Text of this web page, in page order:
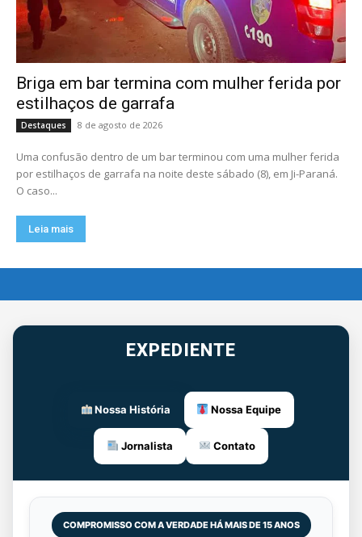
Briga em bar termina com mulher ferida por
estilhaços de garrafa
Destaques 8 de agosto de 2026
Uma confusão dentro de um bar terminou com uma mulher ferida
por estilhaços de garrafa na noite deste sábado (8), em Ji-Paraná.
O caso...
Leia mais
EXPEDIENTE
Nossa História Nossa Equipe
Jornalista Contato
COMPROMISSO COM A VERDADE HÁ MAIS DE 15 ANOS